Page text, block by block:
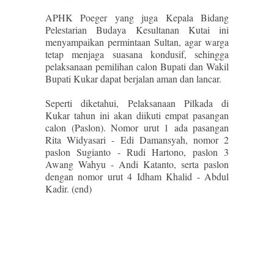
APHK Poeger yang juga Kepala Bidang
Pelestarian Budaya Kesultanan Kutai ini
menyampaikan permintaan Sultan, agar warga
tetap menjaga suasana kondusif, sehingga
pelaksanaan pemilihan calon Bupati dan Wakil
Bupati Kukar dapat berjalan aman dan lancar.
Seperti diketahui, Pelaksanaan Pilkada di
Kukar tahun ini akan diikuti empat pasangan
calon (Paslon). Nomor urut 1 ada pasangan
Rita Widyasari - Edi Damansyah, nomor 2
paslon Sugianto - Rudi Hartono, paslon 3
Awang Wahyu - Andi Katanto, serta paslon
dengan nomor urut 4 Idham Khalid - Abdul
Kadir. (end)